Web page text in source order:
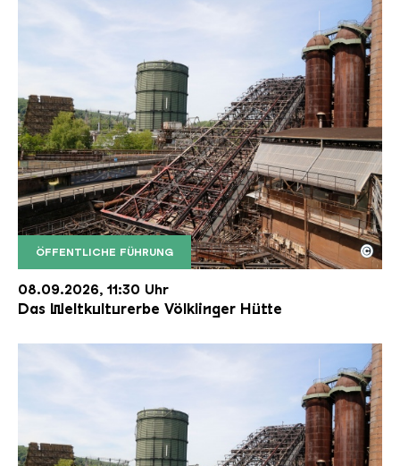
ÖFFENTLICHE FÜHRUNG
Der Erzschrägaufzug der Völklinger Hütte mit
Copyright: Weltkulturerbe Völklinger Hütte | Karl
©
08.09.2026, 11:30 Uhr
Das Weltkulturerbe Völklinger Hütte